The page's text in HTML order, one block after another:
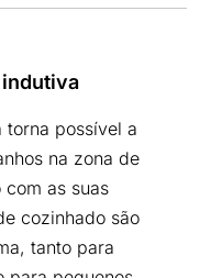
possível a
na zona de
as suas
cozinhado são
tanto para